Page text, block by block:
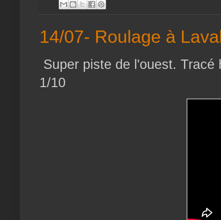
14/07- Roulage à
Super piste de l'ouest.
1/10